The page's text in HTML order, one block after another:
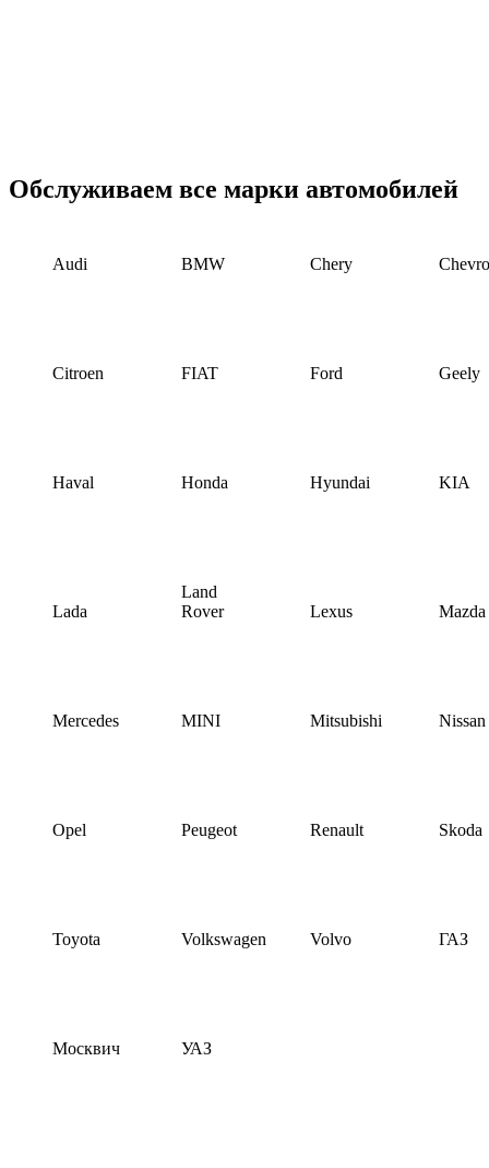
Обслуживаем все марки автомобилей
Audi BMW Chery
Citroen FIAT Ford Geely
Haval Honda Hyundai KIA
Lada
Land
Rover
Lexus Mazda
Mercedes MINI Mitsubishi Nissan
Opel Peugeot Renault Skoda
Toyota Volkswagen Volvo ГАЗ
Москвич УАЗ